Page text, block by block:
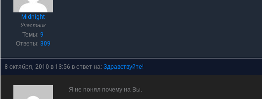
Midnight
Участник
Темы: 9
Ответы: 309
8 октября, 2010 в 13:56 в ответ на: Здравствуйте!
Я не понял почему на Вы.